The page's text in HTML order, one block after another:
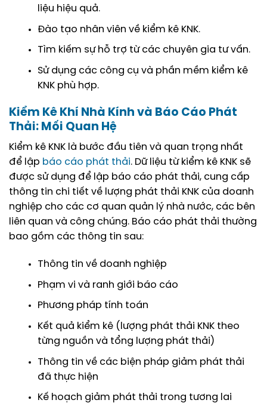
liệu hiệu quả.
Đào tạo nhân viên về kiểm kê KNK.
Tìm kiếm sự hỗ trợ từ các chuyên gia tư vấn.
Sử dụng các công cụ và phần mềm kiểm kê
KNK phù hợp.
Kiểm Kê Khí Nhà Kính và Báo Cáo Phát
Thải: Mối Quan Hệ
Kiểm kê KNK là bước đầu tiên và quan trọng nhất
để lập báo cáo phát thải. Dữ liệu từ kiểm kê KNK sẽ
được sử dụng để lập báo cáo phát thải, cung cấp
thông tin chi tiết về lượng phát thải KNK của doanh
nghiệp cho các cơ quan quản lý nhà nước, các bên
liên quan và công chúng. Báo cáo phát thải thường
bao gồm các thông tin sau:
Thông tin về doanh nghiệp
Phạm vi và ranh giới báo cáo
Phương pháp tính toán
Kết quả kiểm kê (lượng phát thải KNK theo
từng nguồn và tổng lượng phát thải)
Thông tin về các biện pháp giảm phát thải
đã thực hiện
Kế hoạch giảm phát thải trong tương lai